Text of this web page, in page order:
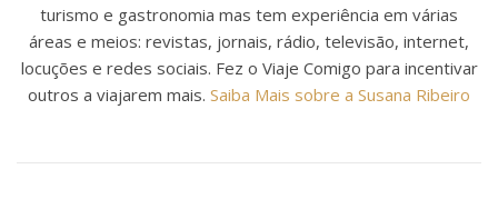
turismo e gastronomia mas tem experiência em várias
áreas e meios: revistas, jornais, rádio, televisão, internet,
locuções e redes sociais. Fez o Viaje Comigo para incentivar
outros a viajarem mais. Saiba Mais sobre a Susana Ribeiro